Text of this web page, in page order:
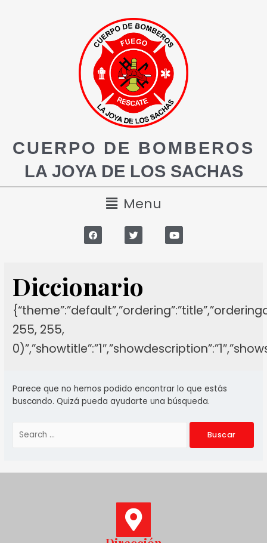
CUERPO DE BOMBEROS
LA JOYA DE LOS SACHAS
Menu
Diccionario
255, 255,
Parece que no hemos podido encontrar lo que estás
buscando. Quizá pueda ayudarte una búsqueda.